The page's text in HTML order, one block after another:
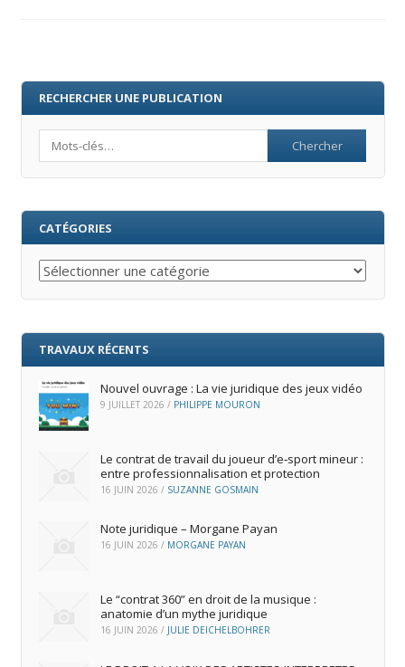
RECHERCHER UNE PUBLICATION
CATÉGORIES
Catégories
TRAVAUX RÉCENTS
Nouvel ouvrage : La vie juridique des jeux vidéo
9 JUILLET 2026 / PHILIPPE MOURON
Le contrat de travail du joueur d’e‑sport mineur :
entre professionnalisation et protection
16 JUIN 2026 / SUZANNE GOSMAIN
Note juridique – Morgane Payan
16 JUIN 2026 / MORGANE PAYAN
Le “contrat 360” en droit de la musique :
anatomie d’un mythe juridique
16 JUIN 2026 / JULIE DEICHELBOHRER